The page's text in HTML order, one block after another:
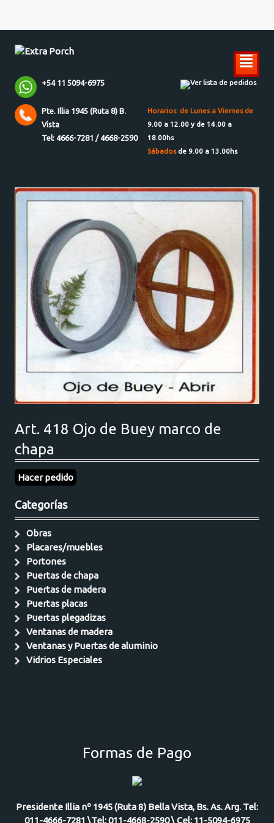
²
+54 11 5094-6975 Ver lista de pedidos
Pte. Illia 1945 (Ruta 8) B.
Vista
Tel: 4666-7281 / 4668-2590
Horarios: de Lunes a Viernes de
9.00 a 12.00 y de 14.00 a
18.00hs
Sábadosde 9.00 a 13.00hs
Art. 418 Ojo de Buey marco de
chapa
Hacer pedido
Categorías
Obras
Placares/muebles
Portones
Puertas de chapa
Puertas de madera
Puertas placas
Puertas plegadizas
Ventanas de madera
Ventanas y Puertas de aluminio
Vidrios Especiales
Formas de Pago
Presidente Illia nº 1945 (Ruta 8) Bella Vista, Bs. As. Arg. Tel:
011-4666-7281 \Tel: 011-4668-2590 \ Cel: 11-5094-6975